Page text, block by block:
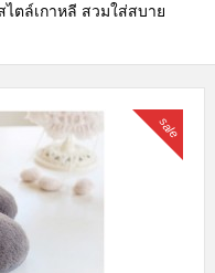
ไตล์เกาหลี สวมใส่สบาย
sale